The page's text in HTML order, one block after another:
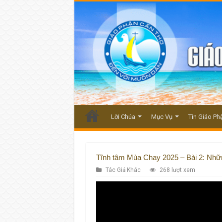
Lời Chúa Mục Vụ Tin Giáo
Tĩnh tâm Mùa Chay 2025 – Bài 2:
Tác Giả Khác 268 lượt xem